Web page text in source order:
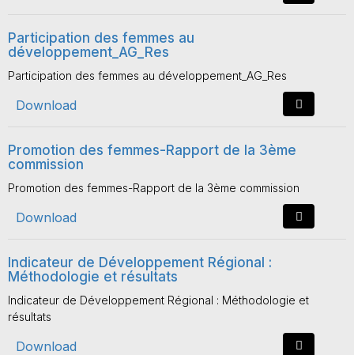
Participation des femmes au
développement_AG_Res
Participation des femmes au développement_AG_Res
Download
Promotion des femmes-Rapport de la 3ème
commission
Promotion des femmes-Rapport de la 3ème commission
Download
Indicateur de Développement Régional :
Méthodologie et résultats
Indicateur de Développement Régional : Méthodologie et
résultats
Download